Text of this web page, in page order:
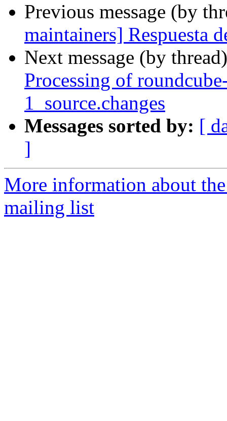
Previous message (by
maintainers] Respuesta
Next message (by
Processing of
1_source.changes
Messages sorted by: [
]
More information about
mailing list